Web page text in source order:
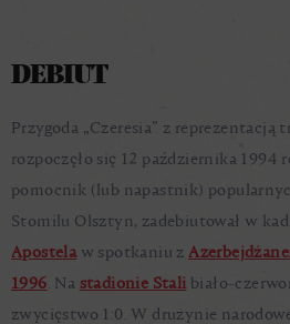
DEBIUT
Przygoda „Czeresia” z reprezentacją
rozpoczęło się 12 października
pomocnik (lub napastnik)
Stomilu Olsztyn, zadebiutował w
Apostelaw spotkaniu z
1996. Na stadionie Stali biało-
zwycięstwo 1:0. W drużynie